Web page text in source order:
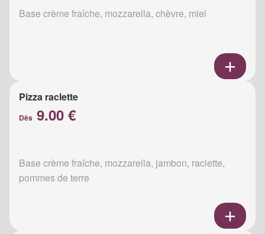
Base crème fraîche, mozzarella, chèvre, miel
Pizza raclette
Dès 9.00 €
Base crème fraîche, mozzarella, jambon, raclette,
pommes de terre